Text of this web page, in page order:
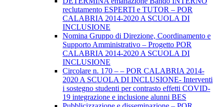
reclutamento ESPERTI e TUTOR – POR
CALABRIA 2014-2020 A SCUOLA DI
INCLUSIONE
Nomina Gruppo di Direzione, Coordinamento e
Supporto Amministrativo – Progetto POR
CALABRIA 2014-2020 A SCUOLA DI
INCLUSIONE
Circolare n. 170 – – POR CALABRIA 2014-
2020 A SCUOLA DI INCLUSIONE- Interventi
i sostegno studenti per contrasto effetti COVID-
19 integrazione e inclusione alunni BES